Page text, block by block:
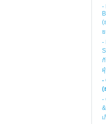
-
(
-
-
(
-